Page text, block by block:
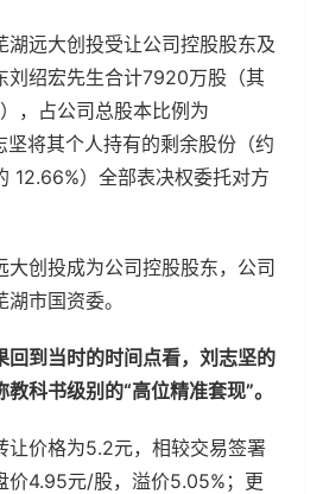
湖远大创投受让公司控股股东及
刘绍宏先生合计7920万股（其
，占公司总股本比例为
将其个人持有的剩余股份（约
12.66%）全部表决权委托对方
大创投成为公司控股股东，公司
市国资委。
回到当时的时间点看，刘志坚的
科书级别的“高位精准套现”。
让价格为5.2元，相较交易签署
价4.95元/股，溢价5.05%；更